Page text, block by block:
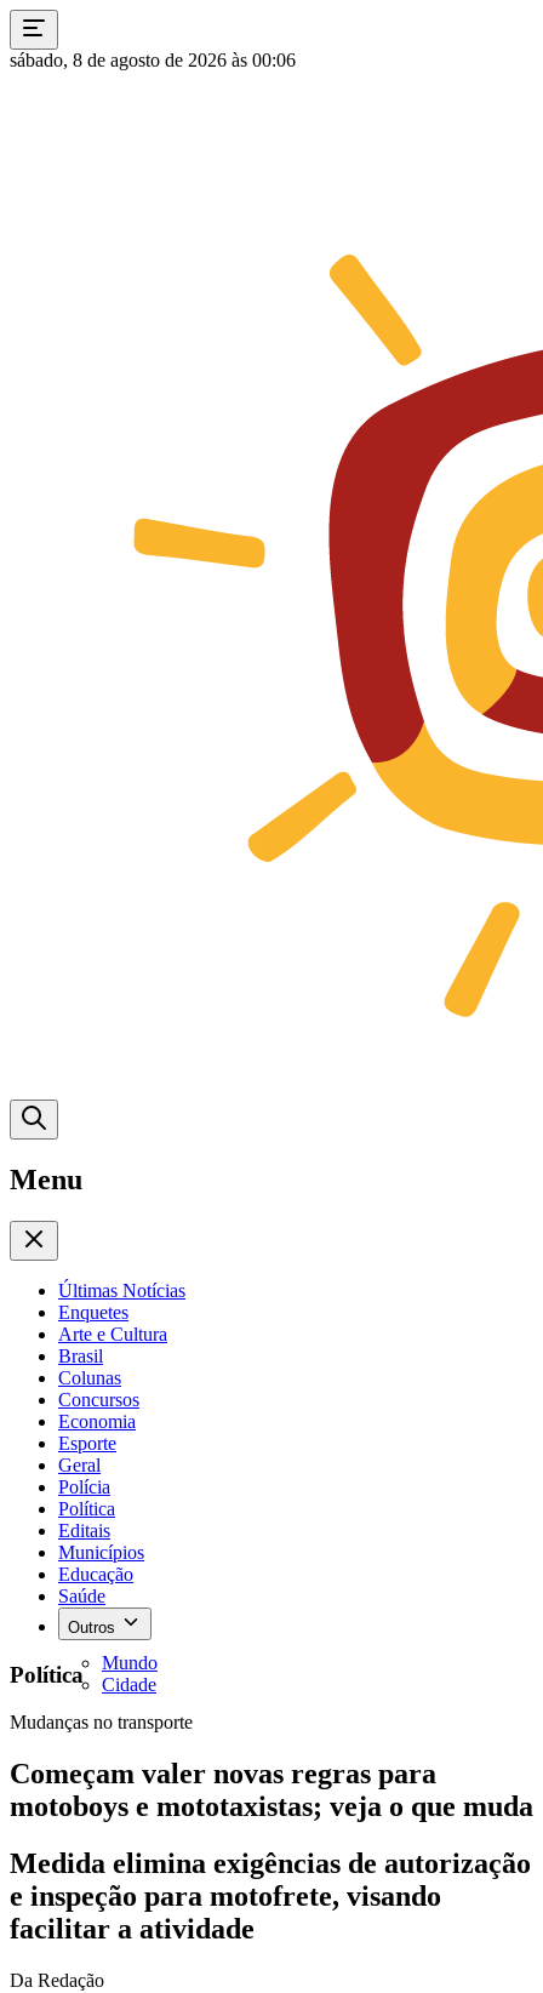
sábado, 8 de agosto de 2026 às 00:06
Menu
Últimas Notícias
Enquetes
Arte e Cultura
Brasil
Colunas
Concursos
Economia
Esporte
Geral
Polícia
Política
Editais
Municípios
Educação
Saúde
Outros
Mundo
Cidade
Política
Mudanças no transporte
Começam valer novas regras para
motoboys e mototaxistas; veja o que muda
Medida elimina exigências de autorização
e inspeção para motofrete, visando
facilitar a atividade
Da Redação